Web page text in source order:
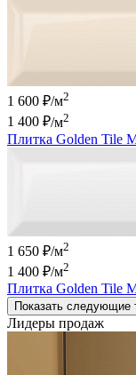
1 600 ₽/м2
1 400 ₽/м2
Плитка Golden Tile
1 650 ₽/м2
1 400 ₽/м2
Плитка Golden Tile
Показать следующие
Лидеры продаж